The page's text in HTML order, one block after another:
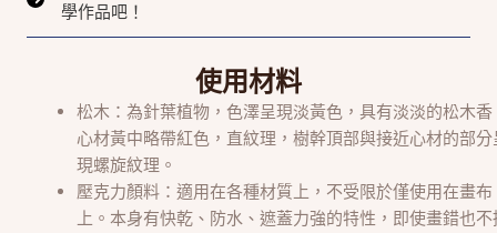
學作品吧！
使用材料
松木：為針葉植物，色澤呈現淡黃色，具有淡淡的松木香
心材黃中略帶紅色，直紋理，樹幹頂部與接近心材的部分
現螺旋紋理。
壓克力顏料：適用在各種材質上，不受限於僅使用在畫布
上。本身有快乾、防水、遮蓋力強的特性，即使畫錯也不